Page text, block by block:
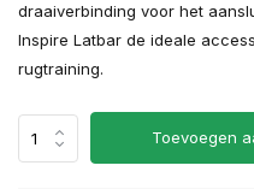
draaiverbinding voor het
Inspire Latbar de ideale
rugtraining.
Toevoegen